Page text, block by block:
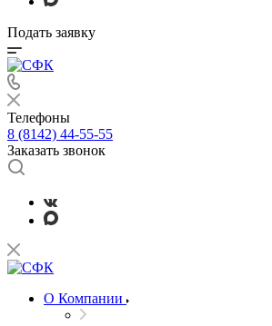
Подать заявку
Телефоны
8 (8142) 44-55-55
Заказать звонок
О Компании